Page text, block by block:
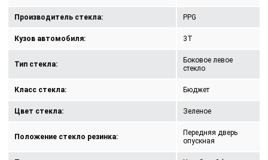
Производитель стекла: PPG
Кузов автомобиля: 3T
Тип стекла:
Боковое левое
стекло
Класс стекла: Бюджет
Цвет стекла: Зеленое
Положение стекло резинка:
Передняя дверь
опускная